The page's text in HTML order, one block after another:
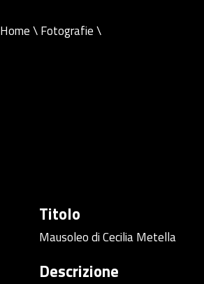
Home\Fotografie\
Titolo
Mausoleo di Cecilia Metella
Descrizione